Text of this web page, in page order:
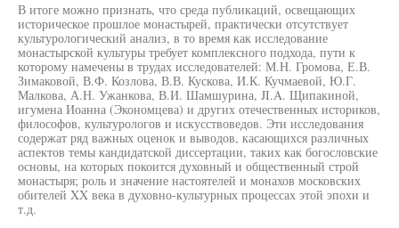
В итоге можно признать, что среда публикаций, освещающих
историческое прошлое монастырей, практически отсутствует
культурологический анализ, в то время как исследование
монастырской культуры требует комплексного подхода, пути к
которому намечены в трудах исследователей: М.Н. Громова, Е.В.
Зимаковой, В.Ф. Козлова, В.В. Кускова, И.К. Кучмаевой, Ю.Г.
Малкова, А.Н. Ужанкова, В.И. Шамшурина, JI.A. Щипакиной,
игумена Иоанна (Экономцева) и других отечественных историков,
философов, культурологов и искусствоведов. Эти исследования
содержат ряд важных оценок и выводов, касающихся различных
аспектов темы кандидатской диссертации, таких как богословские
основы, на которых покоится духовный и общественный строй
монастыря; роль и значение настоятелей и монахов московских
обителей XX века в духовно-культурных процессах этой эпохи и
т.д.